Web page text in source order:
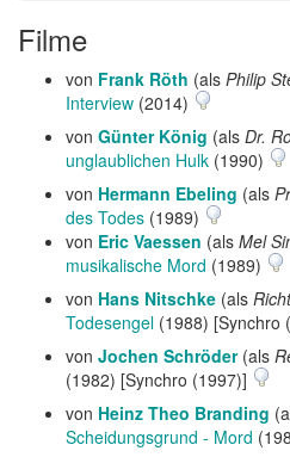
Filme
von Frank Röth (als Philip
Interview (2014)
von Günter König (als Dr.
unglaublichen Hulk (1990)
von Hermann Ebeling (als
des Todes (1989)
von Eric Vaessen (als Mel
musikalische Mord (1989)
von Hans Nitschke (als
Todesengel (1988) [Synchro
von Jochen Schröder(als
(1982) [Synchro (1997)]
von Heinz Theo Branding
Scheidungsgrund - Mord